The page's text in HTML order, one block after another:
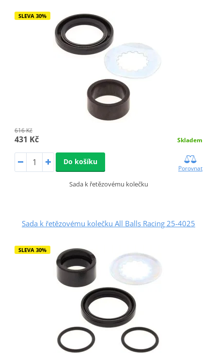
SLEVA 30%
616 Kč
431 Kč Skladem
Do košíku
Porovnat
Sada k řetězovému kolečku
Sada k řetězovému kolečku All Balls Racing 25-4025
SLEVA 30%